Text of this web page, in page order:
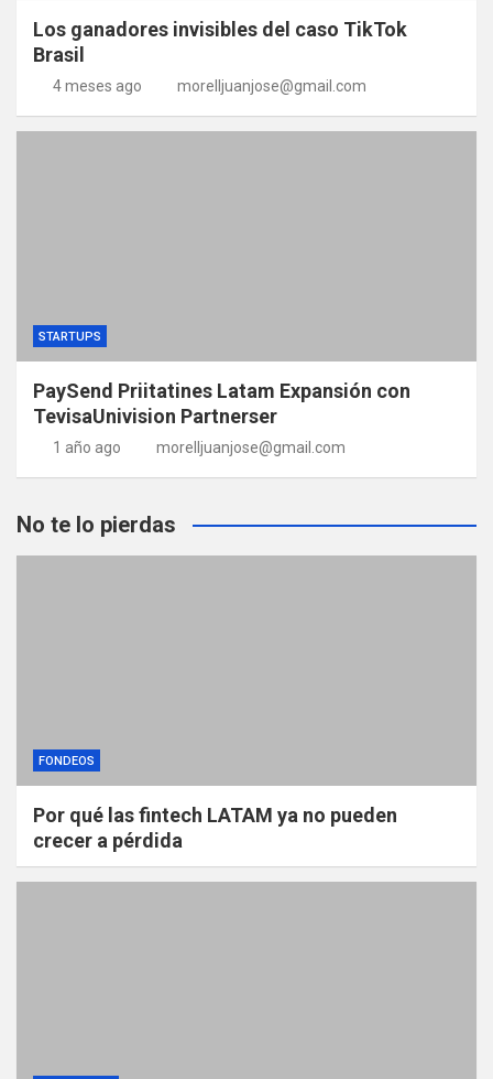
Los ganadores invisibles del caso TikTok
Brasil
4 meses ago morelljuanjose@gmail.com
STARTUPS
PaySend Priitatines Latam Expansión con
TevisaUnivision Partnerser
1 año ago morelljuanjose@gmail.com
No te lo pierdas
FONDEOS
Por qué las fintech LATAM ya no pueden
crecer a pérdida